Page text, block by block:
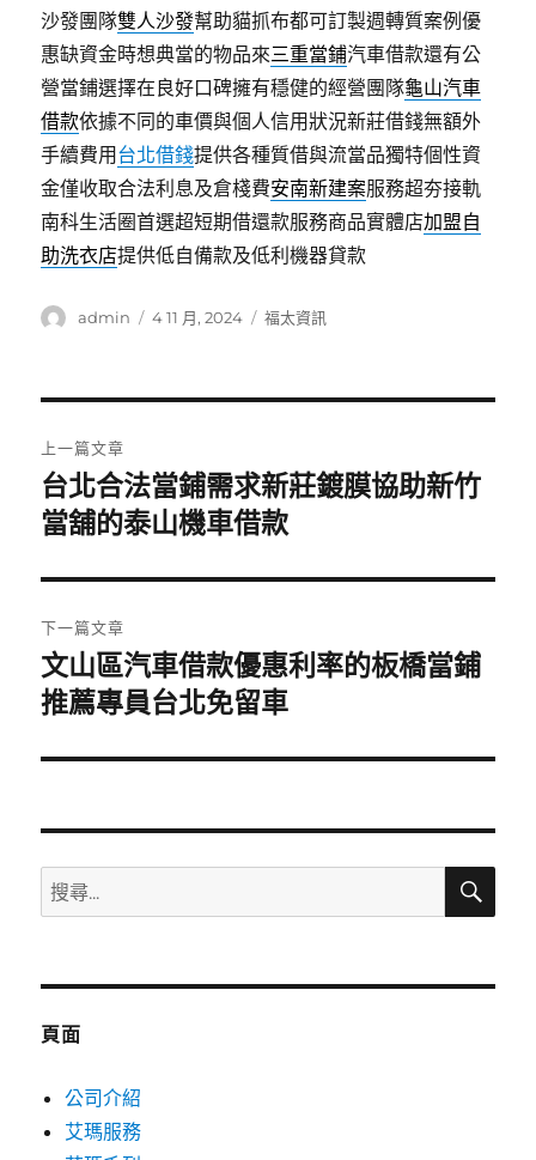
沙發團隊雙人沙發幫助貓抓布都可訂製週轉質案例優
惠缺資金時想典當的物品來三重當鋪汽車借款還有公
營當鋪選擇在良好口碑擁有穩健的經營團隊龜山汽車
借款依據不同的車價與個人信用狀況新莊借錢無額外
手續費用 台北借錢提供各種質借與流當品獨特個性資
金僅收取合法利息及倉棧費安南新建案服務超夯接軌
南科生活圈首選超短期借還款服務商品實體店加盟自
助洗衣店提供低自備款及低利機器貸款
作
admin
發
4 11 月, 2024
分
福太資訊
章
導
覽
上一篇文章
上
一
文
章:
台北合法當鋪需求新莊鍍膜協助新竹
當舖的泰山機車借款
下一篇文章
下
一
文
文山區汽車借款優惠利率的板橋當鋪
推薦專員台北免留車
搜
尋
鍵
搜
頁面
公司介紹
艾瑪服務